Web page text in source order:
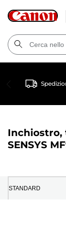
Inchiostro,
SENSYS
STANDARD